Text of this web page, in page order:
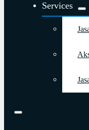
Services